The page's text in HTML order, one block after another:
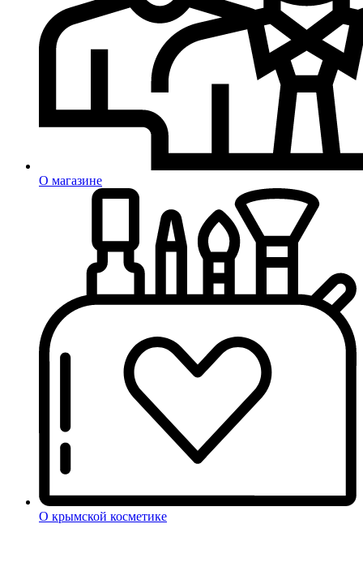
О магазине
О крымской косметике